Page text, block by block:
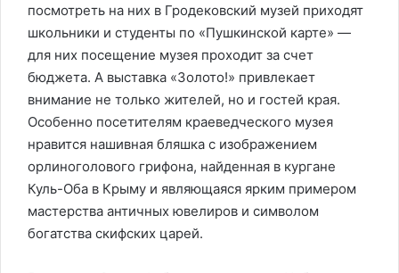
посмотреть на них в Гродековский музей приходят
школьники и студенты по «Пушкинской карте» —
для них посещение музея проходит за счет
бюджета. А выставка «Золото!» привлекает
внимание не только жителей, но и гостей края.
Особенно посетителям краеведческого музея
нравится нашивная бляшка с изображением
орлиноголового грифона, найденная в кургане
Куль-Оба в Крыму и являющаяся ярким примером
мастерства античных ювелиров и символом
богатства скифских царей.